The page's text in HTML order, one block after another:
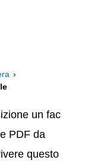
un fac
PDF da
questo